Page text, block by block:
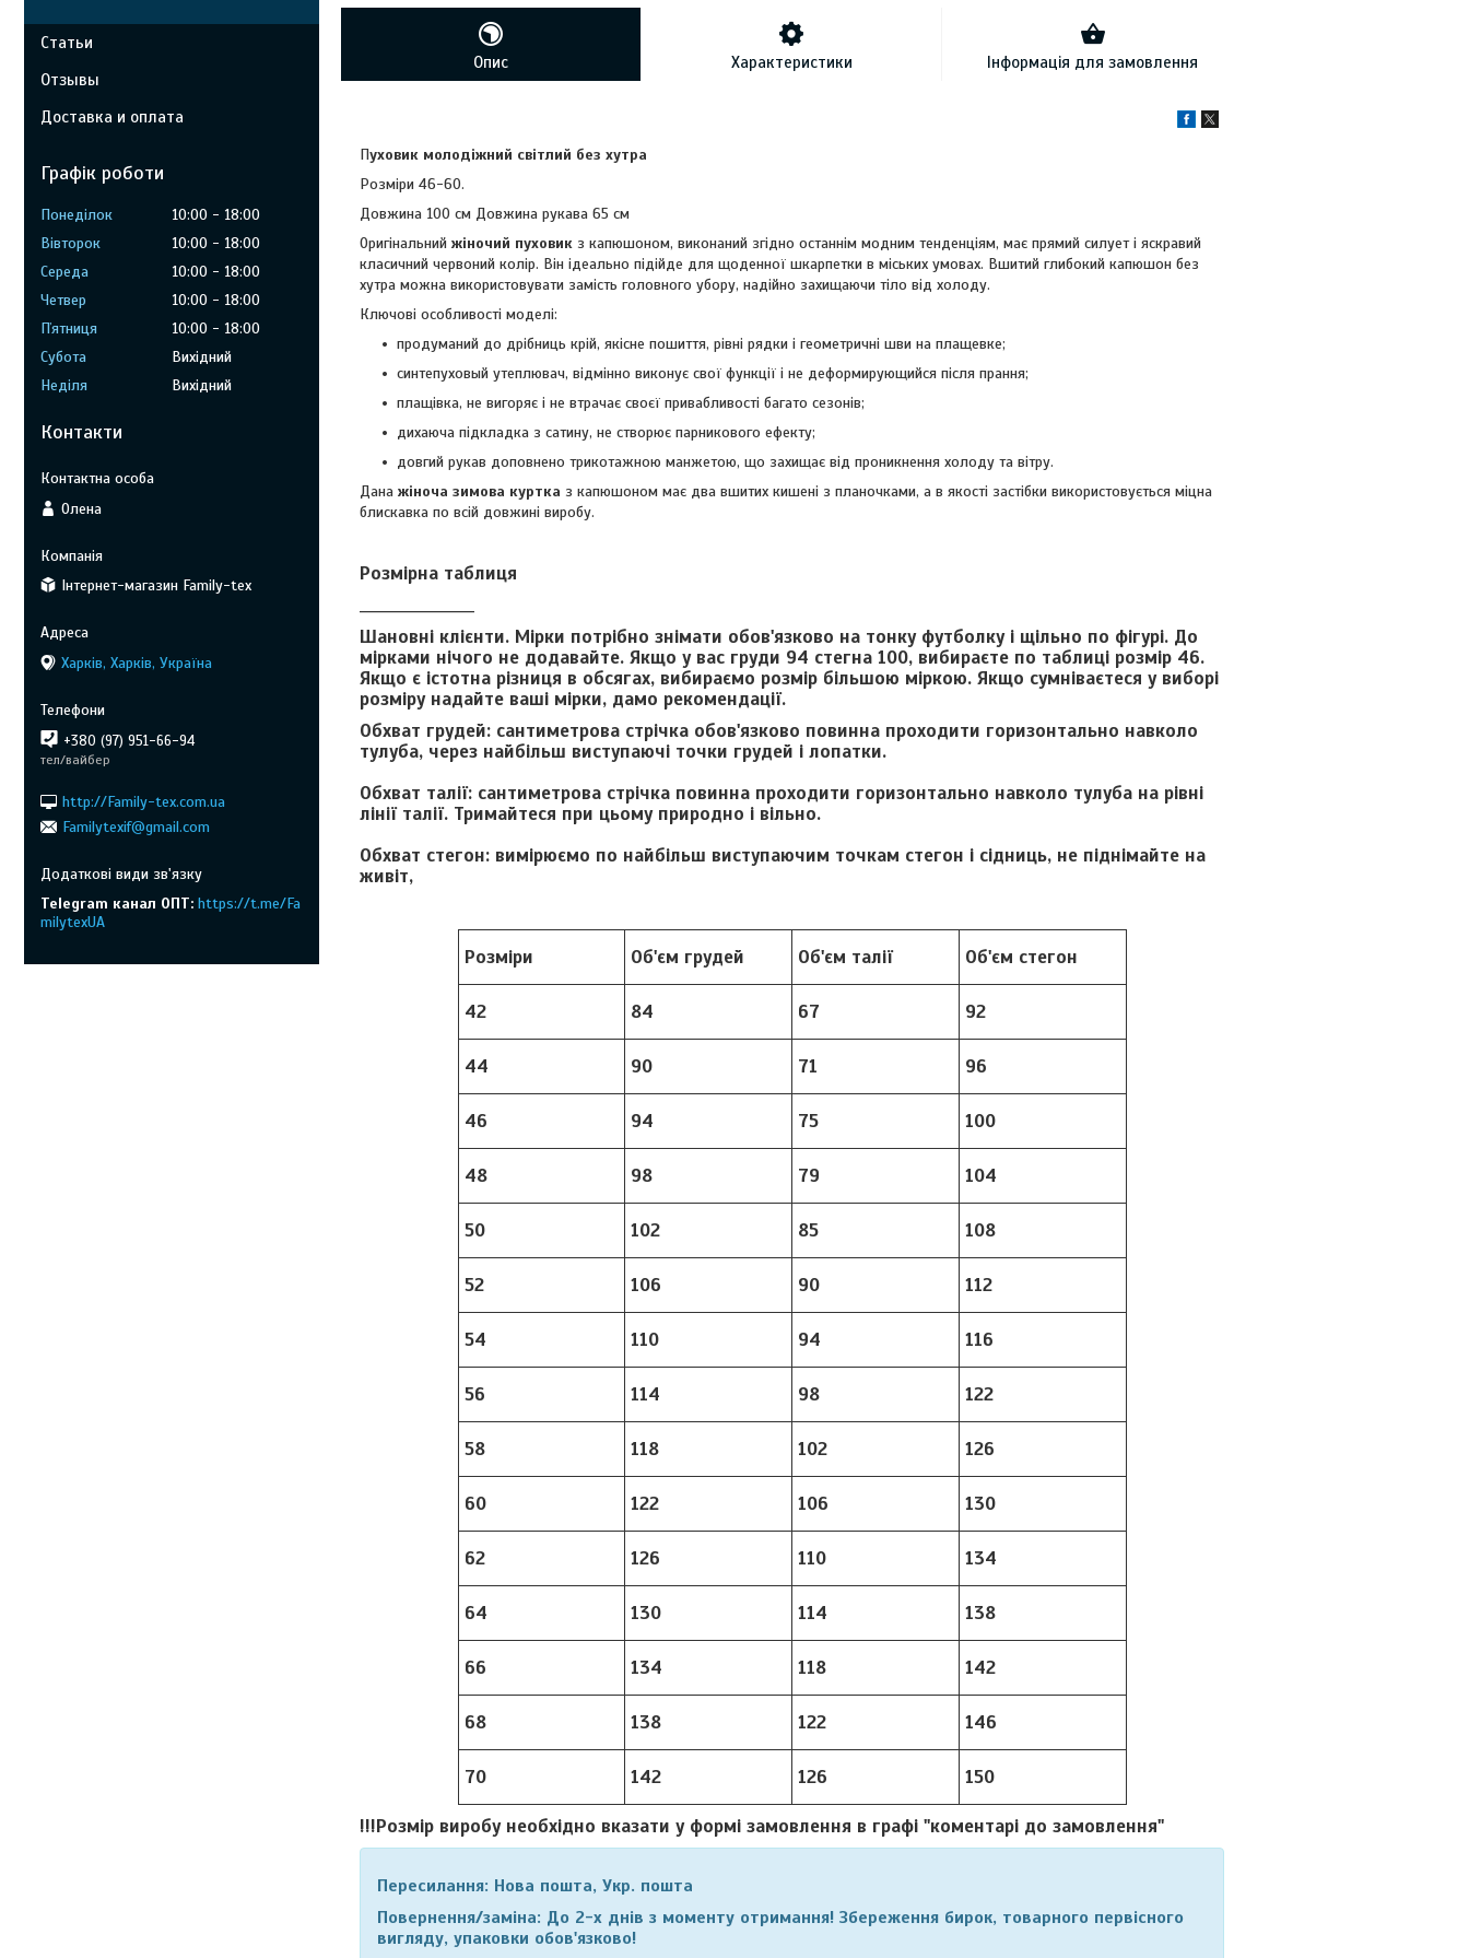
Опис Характеристики Інформація для замовлення
Пуховик молодіжний світлий без хутра
Розміри 46-60.
Довжина 100 см Довжина рукава 65 см
Оригінальний жіночий пуховик з капюшоном, виконаний згідно останнім модним тенденціям, має прямий силует і яскравий
класичний червоний колір. Він ідеально підійде для щоденної шкарпетки в міських умовах. Вшитий глибокий капюшон без
хутра можна використовувати замість головного убору, надійно захищаючи тіло від холоду.
Ключові особливості моделі:
продуманий до дрібниць крій, якісне пошиття, рівні рядки і геометричні шви на плащевке;
синтепуховый утеплювач, відмінно виконує свої функції і не деформирующийся після прання;
плащівка, не вигоряє і не втрачає своєї привабливості багато сезонів;
дихаюча підкладка з сатину, не створює парникового ефекту;
довгий рукав доповнено трикотажною манжетою, що захищає від проникнення холоду та вітру.
Дана жіноча зимова куртка з капюшоном має два вшитих кишені з планочками, а в якості застібки використовується міцна
блискавка по всій довжині виробу.
Розмірна таблиця
Шановні клієнти. Мірки потрібно знімати обов'язково на тонку футболку і щільно по фігурі. До
мірками нічого не додавайте. Якщо у вас груди 94 стегна 100, вибираєте по таблиці розмір 46.
Якщо є істотна різниця в обсягах, вибираємо розмір більшою міркою. Якщо сумніваєтеся у виборі
розміру надайте ваші мірки, дамо рекомендації.
Обхват грудей: сантиметрова стрічка обов'язково повинна проходити горизонтально навколо
тулуба, через найбільш виступаючі точки грудей і лопатки.
Обхват талії: сантиметрова стрічка повинна проходити горизонтально навколо тулуба на рівні
лінії талії. Тримайтеся при цьому природно і вільно.
Обхват стегон: вимірюємо по найбільш виступаючим точкам стегон і сідниць, не піднімайте на
живіт,
Розміри Об'єм грудей Об'єм талії Об'єм стегон
42 84 67 92
44 90 71 96
46 94 75 100
48 98 79 104
50 102 85 108
52 106 90 112
54 110 94 116
56 114 98 122
58 118 102 126
60 122 106 130
62 126 110 134
64 130 114 138
66 134 118 142
68 138 122 146
70 142 126 150
!!!Розмір виробу необхідно вказати у формі замовлення в графі "коментарі до замовлення"
Пересилання: Нова пошта, Укр. пошта
Повернення/заміна: До 2-х днів з моменту отримання! Збереження бирок, товарного первісного
вигляду, упаковки обов'язково!
Статьи
Отзывы
Доставка и оплата
Графік роботи
Понеділок 10:00
18:00
Вівторок
10:00
18:00
Середа
10:00
18:00
Четвер
10:00
18:00
Пʼятниця
10:00
18:00
Субота
Вихідний
Неділя
Вихідний
Контакти
Олена
Інтернет-магазин Family-tex
Харків, Харків, Україна
+380 (97) 951-66-94
тел/вайбер
http://Family-tex.com.ua
Familytexif@gmail.com
Telegram канал ОПТ https://t.me/Fa
milytexUA